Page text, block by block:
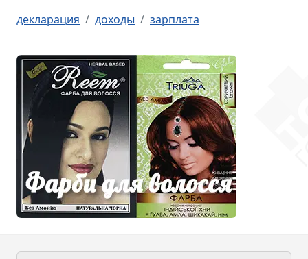
декларация доходы зарплата